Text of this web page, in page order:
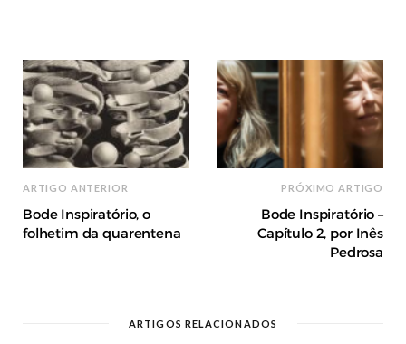
ARTIGO ANTERIOR
Bode Inspiratório, o
folhetim da quarentena
PRÓXIMO ARTIGO
Bode Inspiratório –
Capítulo 2, por Inês
Pedrosa
ARTIGOS RELACIONADOS